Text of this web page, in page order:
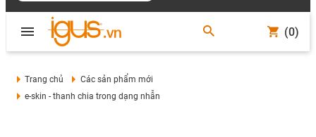
(0)
Trang chủ
Các sản phẩm mới
e-skin - thanh chia trong dạng nhẫn